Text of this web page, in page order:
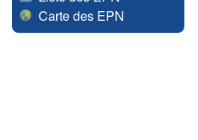
Carte des EPN